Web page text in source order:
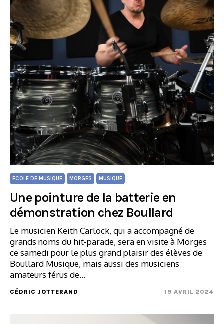
ECOLE DE MUSIQUE MORGES MUSIQUE
Une pointure de la batterie en
démonstration chez Boullard
Le musicien Keith Carlock, qui a accompagné de
grands noms du hit-parade, sera en visite à Morges
ce samedi pour le plus grand plaisir des élèves de
Boullard Musique, mais aussi des musiciens
amateurs férus de…
CÉDRIC JOTTERAND 19 AVRIL 2024